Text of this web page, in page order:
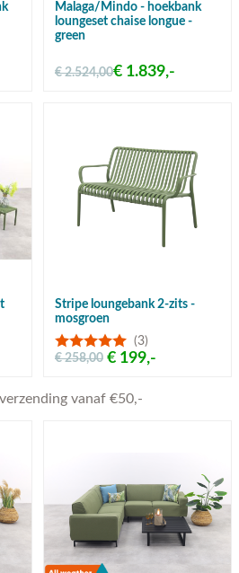
Malaga/Mindo - hoekbank
loungeset chaise longue -
green
€ 2.524,00€ 1.839,-
Stripe loungebank 2-zits -
mosgroen
(3)
€ 199,-
€ 258,00
vanaf €50,-